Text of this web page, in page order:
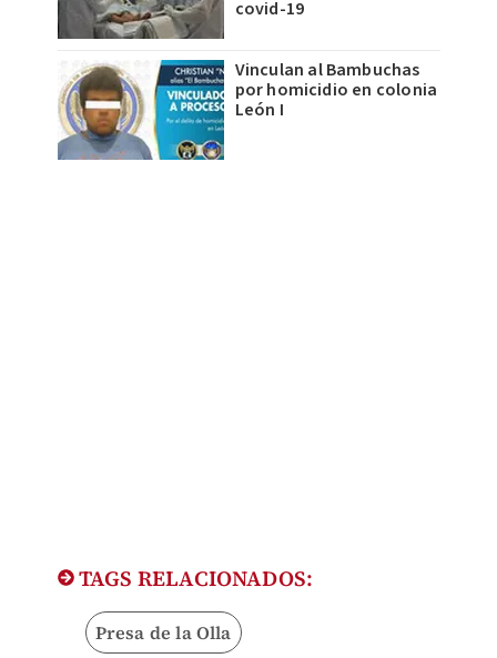
covid-19
Vinculan al Bambuchas
por homicidio en colonia
León I
TAGS RELACIONADOS:
Presa de la Olla